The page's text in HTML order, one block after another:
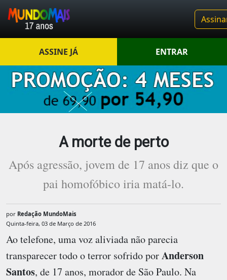
ASSINE JÁ ENTRAR
A morte de perto
Após agressão, jovem de 17 anos diz que o
pai homofóbico iria matá-lo.
por Redação MundoMais
Quinta-feira, 03 de Março de 2016
Ao telefone, uma voz aliviada não parecia
transparecer todo o terror sofrido porAnderson
Santos, de 17 anos, morador de São Paulo. Na